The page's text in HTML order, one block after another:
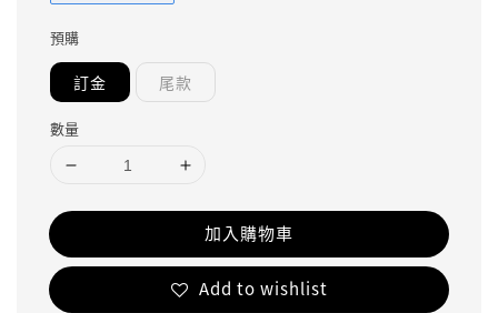
預購
訂金 尾款
數量
加入購物車
Add to wishlist